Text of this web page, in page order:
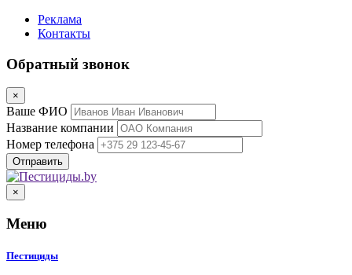
Реклама
Контакты
Обратный звонок
×
Ваше ФИО
Название компании
Номер телефона
×
Меню
Пестициды